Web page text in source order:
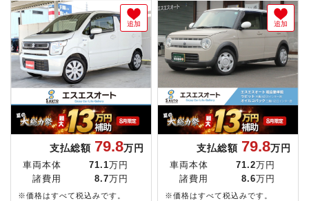
追加
支払総額 79.8万円
車両本体 71.1 万円
諸費用
8.7 万円
※価格はすべて税込みです。
追加
支払総額 79.8万円
車両本体 71.2 万円
諸費用
8.6 万円
※価格はすべて税込みです。